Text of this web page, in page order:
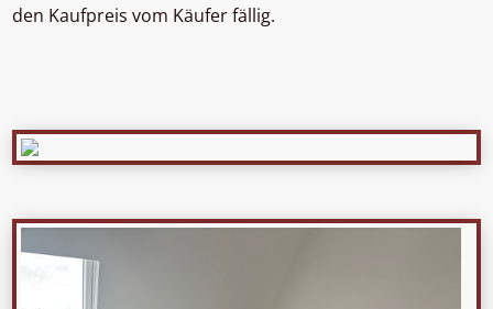
den Kaufpreis vom Käufer fällig.